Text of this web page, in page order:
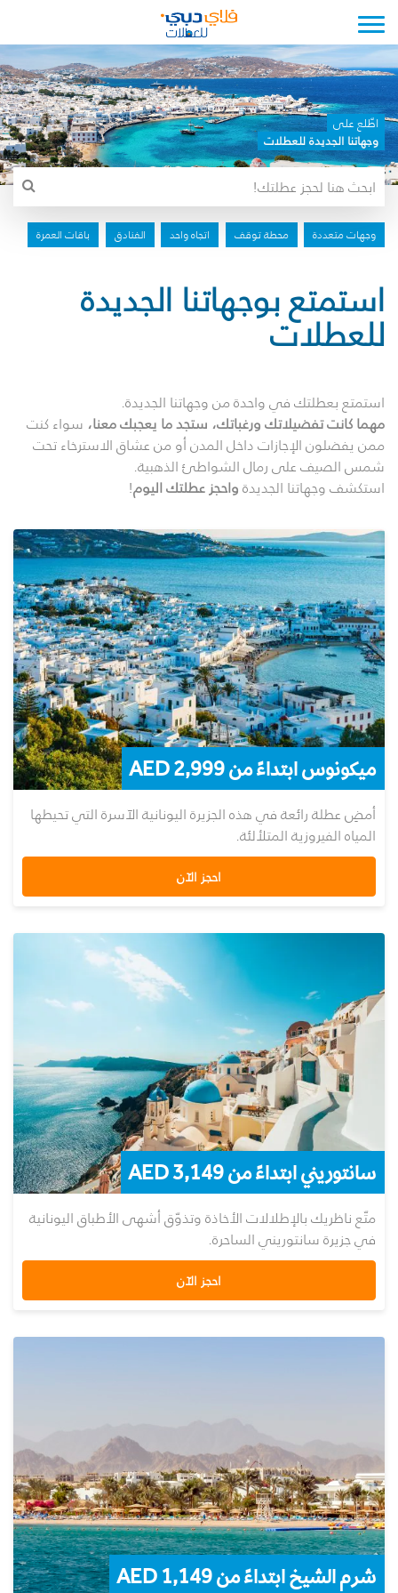
Toggle navigation
اطّلع على
وجهاتنا الجديدة للعطلات
وجهات متعددة محطة توقف اتجاه واحد الفنادق باقات العمرة
استمتع بوجهاتنا الجديدة
للعطلات
استمتع بعطلتك في واحدة من وجهاتنا الجديدة.
مهما كانت تفضيلاتك ورغباتك، ستجد ما يعجبك معنا، سواء كنت
ممن يفضلون الإجازات داخل المدن أو من عشاق الاسترخاء تحت
شمس الصيف على رمال الشواطئ الذهبية.
استكشف وجهاتنا الجديدة واحجز عطلتك اليوم!
ميكونوس ابتداءً من AED 2,999
أمضِ عطلة رائعة في هذه الجزيرة اليونانية الآسرة التي تحيطها
المياه الفيروزية المتلألئة.
احجز الآن
سانتوريني ابتداءً من AED 3,149
متّع ناظريك بالإطلالات الأخاذة وتذوّق أشهى الأطباق اليونانية
في جزيرة سانتوريني الساحرة.
احجز الآن
شرم الشيخ ابتداءً من AED 1,149